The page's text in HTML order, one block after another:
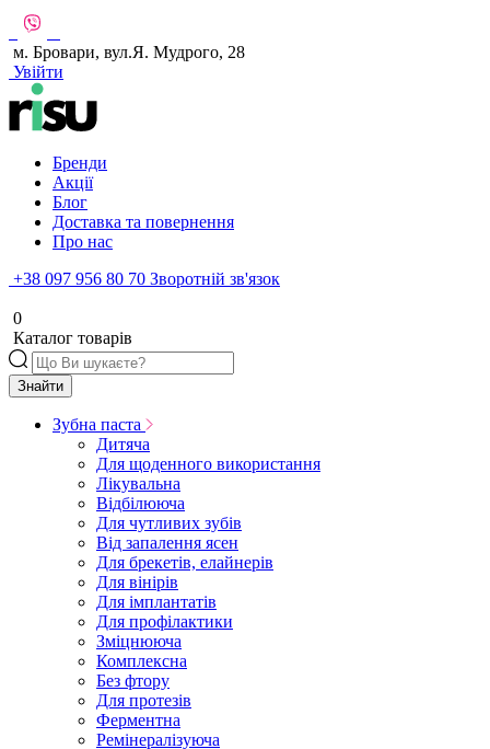
м. Бровари, вул.Я. Мудрого, 28
Увійти
Бренди
Акції
Блог
Доставка та повернення
Про нас
+38 097 956 80 70 Зворотній зв'язок
0
Каталог товарів
Знайти
Зубна паста
Дитяча
Для щоденного використання
Лікувальна
Відбілююча
Для чутливих зубів
Від запалення ясен
Для брекетів, елайнерів
Для вінірів
Для імплантатів
Для профілактики
Зміцнююча
Комплексна
Без фтору
Для протезів
Ферментна
Ремінералізуюча